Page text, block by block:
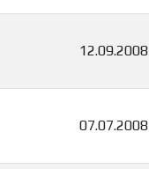
12.09.2008
07.07.2008